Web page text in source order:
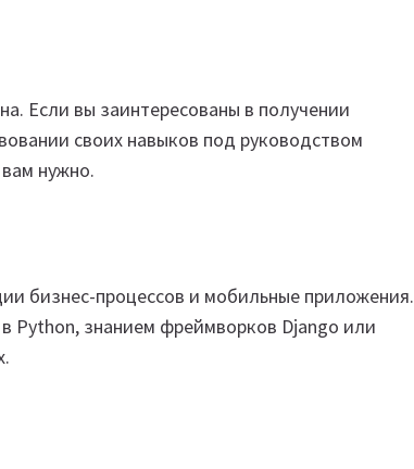
Если вы заинтересованы в получении
своих навыков под руководством
нужно.
бизнес-процессов и мобильные приложения.
Python, знанием фреймворков Django или